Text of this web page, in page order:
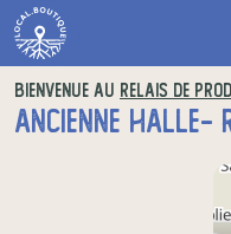
BIENVENUE AU RELAIS DE
ANCIENNE HALLE-